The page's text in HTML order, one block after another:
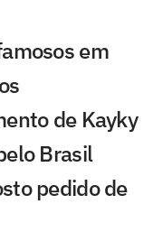
em
de Kayky
Brasil
pedido de